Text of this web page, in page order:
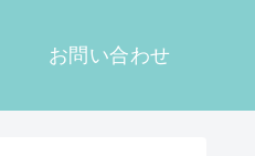
お問い合わせ